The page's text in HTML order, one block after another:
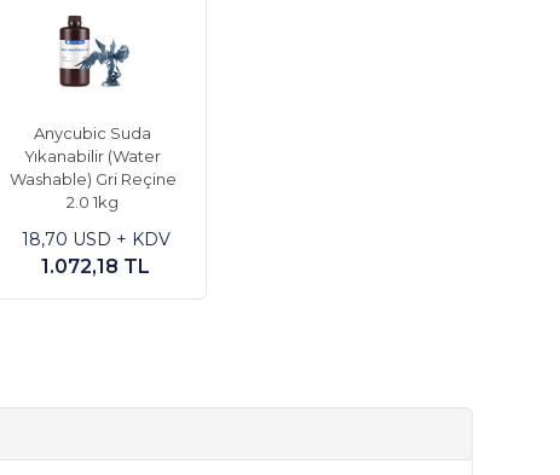
Anycubic Suda
Yıkanabilir (Water
Washable) Gri Reçine
2.0 1kg
18,70 USD + KDV
1.072,18 TL